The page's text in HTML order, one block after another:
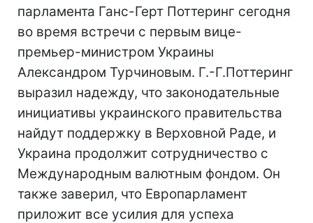
парламента Ганс-Герт Поттеринг сегодня
во время встречи с первым вице-
премьер-министром Украины
Александром Турчиновым. Г.-Г.Поттеринг
выразил надежду, что законодательные
инициативы украинского правительства
найдут поддержку в Верховной Раде, и
Украина продолжит сотрудничество с
Международным валютным фондом. Он
также заверил, что Европарламент
приложит все усилия для успеха